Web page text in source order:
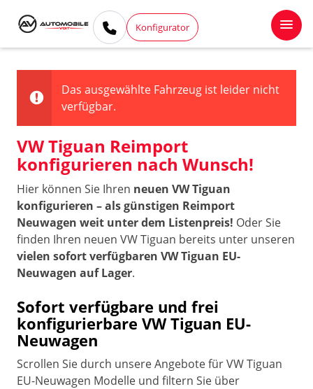
Konfigurator
Das ausgewählte Fahrzeug ist leider nicht
verfügbar.
VW Tiguan Reimport
konfigurieren nach Wunsch!
Hier können Sie Ihren neuen VW Tiguan
konfigurieren – als günstigen Reimport
Neuwagen weit unter dem Listenpreis! Oder Sie
finden Ihren neuen VW Tiguan bereits unter unseren
vielen sofort verfügbaren VW Tiguan EU-
Neuwagen auf Lager.
Sofort verfügbare und frei
konfigurierbare VW Tiguan EU-
Neuwagen
Scrollen Sie durch unsere Angebote für VW Tiguan
EU-Neuwagen Modelle und filtern Sie über